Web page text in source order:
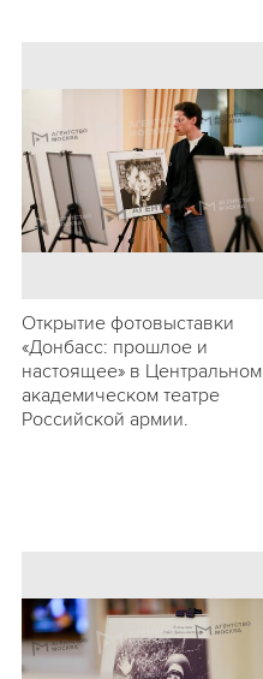
Открытие фотовыставки
«Донбасс: прошлое и
настоящее» в Центральном
академическом театре
Российской армии.